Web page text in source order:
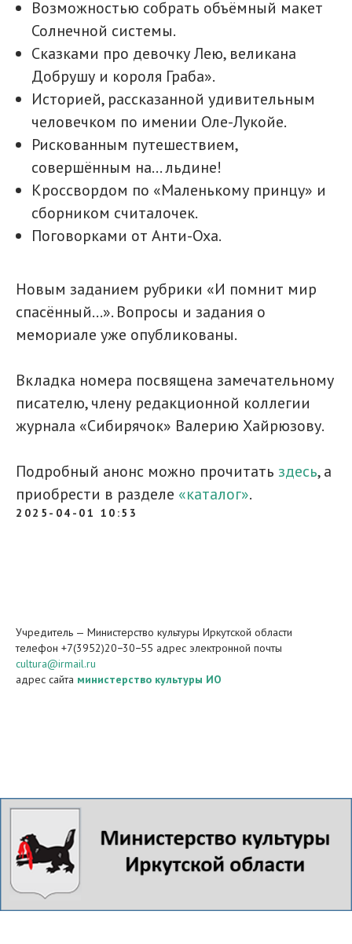
Возможностью собрать объёмный макет
Солнечной системы.
Сказками про девочку Лею, великана
Добрушу и короля Граба».
Историей, рассказанной удивительным
человечком по имении Оле-Лукойе.
Рискованным путешествием,
совершённым на... льдине!
Кроссвордом по «Маленькому принцу» и
сборником считалочек.
Поговорками от Анти-Оха.
Новым заданием рубрики «И помнит мир
спасённый...». Вопросы и задания о
мемориале уже опубликованы.
Вкладка номера посвящена замечательному
писателю, члену редакционной коллегии
журнала «Сибирячок» Валерию Хайрюзову.
Подробный анонс можно прочитать здесь, а
приобрести в разделе «каталог».
2025-04-01 10:53
Учредитель — Министерство культуры Иркутской области
телефон +7(3952)20−30−55 адрес электронной почты
cultura@irmail.ru
адрес сайта министерство культуры ИО